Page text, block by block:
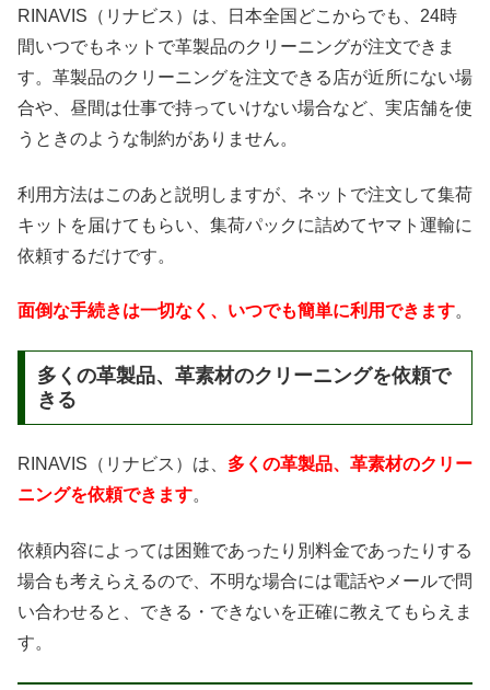
RINAVIS（リナビス）は、日本全国どこからでも、24時
間いつでもネットで革製品のクリーニングが注文できま
す。革製品のクリーニングを注文できる店が近所にない場
合や、昼間は仕事で持っていけない場合など、実店舗を使
うときのような制約がありません。
利用方法はこのあと説明しますが、ネットで注文して集荷
キットを届けてもらい、集荷パックに詰めてヤマト運輸に
依頼するだけです。
面倒な手続きは一切なく、いつでも簡単に利用できます。
多くの革製品、革素材のクリーニングを依頼で
きる
RINAVIS（リナビス）は、 多くの革製品、革素材のクリー
ニングを依頼できます。
依頼内容によっては困難であったり別料金であったりする
場合も考えらえるので、不明な場合には電話やメールで問
い合わせると、できる・できないを正確に教えてもらえま
す。